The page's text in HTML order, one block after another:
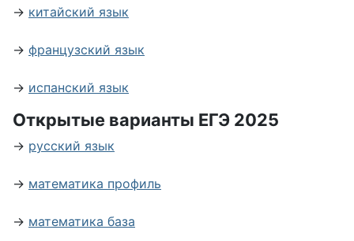
→ китайский язык
→ французский язык
→ испанский язык
Открытые варианты ЕГЭ 2025
→ русский язык
→ математика профиль
→ математика база